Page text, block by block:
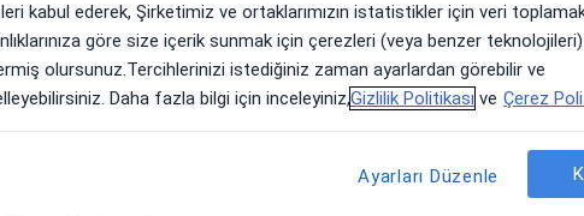
Bugün
6 Ağustos
Yarın
7 Ağustos
Cmt,
8 Ağustos
Paz,
9 Ağustos
Online randevu erişime kapalı
kabul ederek, Şirketimiz ve ortaklarımızın istatistikler için veri
göre size içerik sunmak için çerezleri (veya benzer
olursunuz.Tercihlerinizi istediğiniz zaman ayarlardan görebilir ve
Daha fazla bilgi için inceleyiniz,Gizlilik Politikası ve Çerez
Ayarları Düzenle